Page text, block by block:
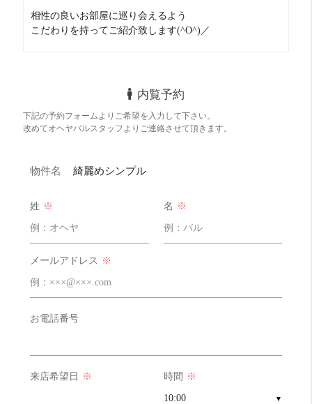
相性の良いお部屋に巡り会えるよう
こだわりを持ってご紹介致します(^O^)／
内覧予約
下記の予約フォームよりご希望を入力して下さい。
改めてオヘヤバルスタッフよりご連絡させて頂きます。
物件名 綺麗めシンプル
姓 ※ 名 ※
メールアドレス ※
お電話番号
来店希望日 ※ 時間 ※
▼